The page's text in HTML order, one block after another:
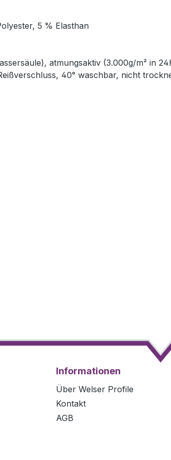
5 % Elasthan
atmungsaktiv (3.000g/m² in
40° waschbar, nicht
Informationen
Über Welser Profile
Kontakt
AGB